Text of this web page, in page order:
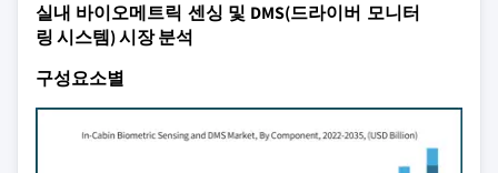
실내 바이오메트릭 센싱 및 DMS(드라이버 모니터
링 시스템) 시장 분석
구성요소별